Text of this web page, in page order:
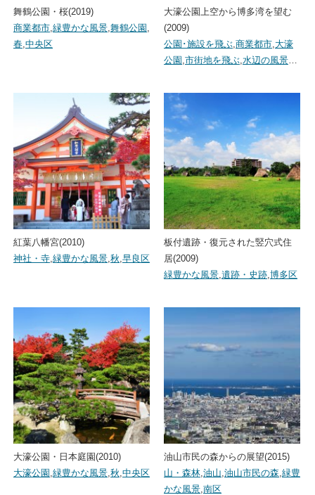
舞鶴公園・桜(2019)
商業都市,緑豊かな風景,舞鶴公園 ,
春,中央区
大濠公園上空から博多湾を望む
(2009)
公園･施設を飛ぶ,商業都市,大濠
公園 ,市街地を飛ぶ,水辺の風景…
紅葉八幡宮(2010)
神社・寺,緑豊かな風景,秋,早良区
板付遺跡・復元された竪穴式住
居(2009)
緑豊かな風景,遺跡・史跡,博多区
大濠公園・日本庭園(2010)
大濠公園 ,緑豊かな風景,秋,中央区
油山市民の森からの展望(2015)
山・森林,油山,油山市民の森,緑豊
かな風景,南区